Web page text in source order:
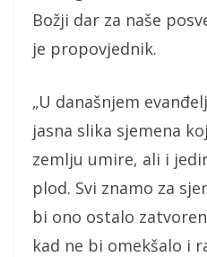
Božji dar za naše
je propovjednik.
„U današnjem
jasna slika sjemena
zemlju umire, ali i
plod. Svi znamo za
bi ono ostalo
kad ne bi omekšalo i